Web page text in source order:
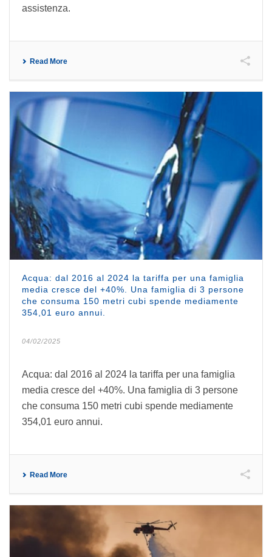
assistenza.
Read More
Acqua: dal 2016 al 2024 la tariffa per una famiglia
media cresce del +40%. Una famiglia di 3 persone
che consuma 150 metri cubi spende mediamente
354,01 euro annui.
04/02/2025
Acqua: dal 2016 al 2024 la tariffa per una famiglia
media cresce del +40%. Una famiglia di 3 persone
che consuma 150 metri cubi spende mediamente
354,01 euro annui.
Read More